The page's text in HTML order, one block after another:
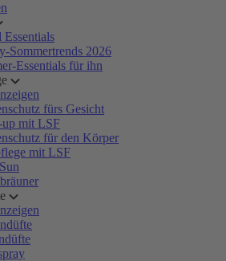
Essentials
Sommertrends 2026
Essentials für ihn
fürs Gesicht
up mit LSF
für den Körper
mit LSF